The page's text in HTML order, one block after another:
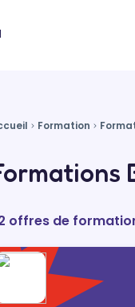
Formation
offres de